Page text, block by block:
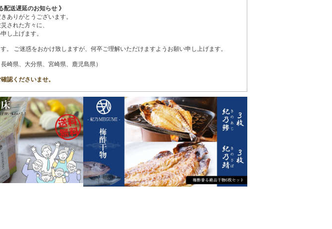
配送遅延のお知らせ 》
ありがとうございます。
された方々に、
し上げます。
ご迷惑をおかけ致しますが、何卒ご理解いただけますようお願い申し上げます。
崎県、大分県、宮崎県、鹿児島県）
認くださいませ。